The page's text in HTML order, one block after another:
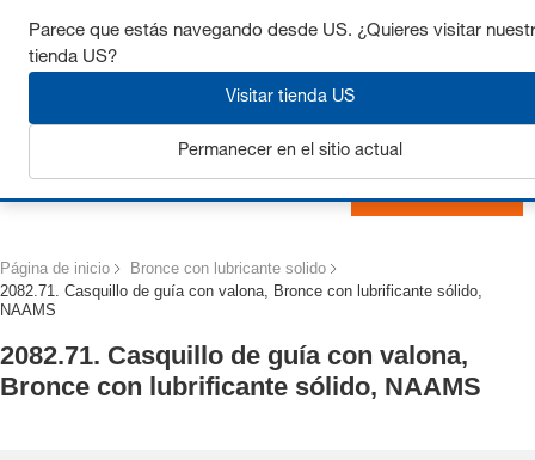
Consigue hasta un 7% de descuento - haz clic aquí para
Página de inicio
Bronce con lubricante solido
2082.71. Casquillo de guía con valona, Bronce con lubrificante sólido,
NAAMS
2082.71. Casquillo de guía con valona,
Bronce con lubrificante sólido, NAAMS
Parece que estás navegando desde US. ¿Quieres visitar
tienda US?
Visitar tienda US
Permanecer en el sitio actual